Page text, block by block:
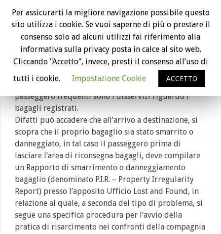
Risarcimento bagaglio smarrito o
danneggiato
Se il bagaglio ti è stato consegnato in ritardo, è stato
smarrito o danneggiato, potresti aver diritto ad una
compensazione fino a 1.200 euro.
Tra le disavventure che possono capitare ad un
passeggero frequenti sono i disservizi riguardo i
bagagli registrati.
Difatti può accadere che all’arrivo a destinazione, si
scopra che il proprio bagaglio sia stato smarrito o
danneggiato, in tal caso il passeggero prima di
lasciare l’area di riconsegna bagagli, deve compilare
un Rapporto di smarrimento o danneggiamento
bagaglio (denominato P.I.R. – Property Irregularity
Report) presso l’apposito Ufficio Lost and Found, in
relazione al quale, a seconda del tipo di problema, si
segue una specifica procedura per l’avvio della
pratica di risarcimento nei confronti della compagnia
Per assicurarti la migliore navigazione possibile questo
sito utilizza i cookie. Se vuoi saperne di più o prestare il
consenso solo ad alcuni utilizzi fai riferimento alla
informativa sulla privacy posta in calce al sito web.
Cliccando "Accetto", invece, presti il consenso all’uso di
tutti i cookie.
Impostazione Cookie ACCETTO